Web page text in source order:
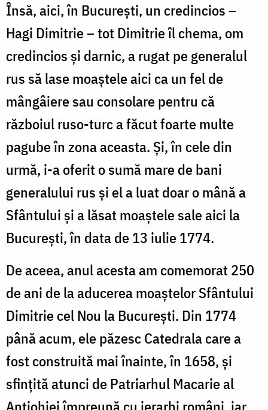
Însă, aici, în București, un credincios –
Hagi Dimitrie – tot Dimitrie îl chema, om
credincios și darnic, a rugat pe generalul
rus să lase moaștele aici ca un fel de
mângâiere sau consolare pentru că
războiul ruso-turc a făcut foarte multe
pagube în zona aceasta. Și, în cele din
urmă, i-a oferit o sumă mare de bani
generalului rus și el a luat doar o mână a
Sfântului și a lăsat moaștele sale aici la
București, în data de 13 iulie 1774.
De aceea, anul acesta am comemorat 250
de ani de la aducerea moaștelor Sfântului
Dimitrie cel Nou la București. Din 1774
până acum, ele păzesc Catedrala care a
fost construită mai înainte, în 1658, și
sfințită atunci de Patriarhul Macarie al